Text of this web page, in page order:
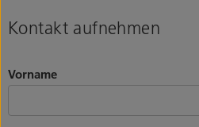
Kontakt aufnehmen
Vorname